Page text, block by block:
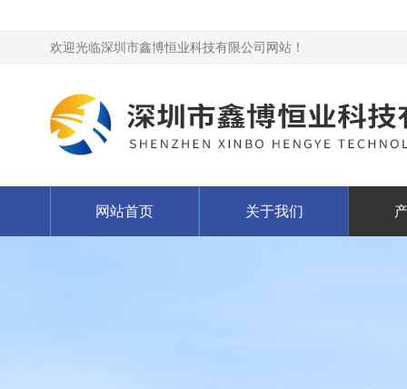
欢迎光临深圳市鑫博恒业科技有限公司网站！
网站首页 关于我们